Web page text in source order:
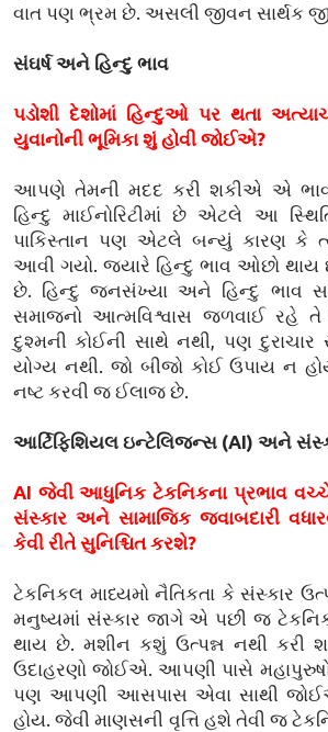
વાત પણ ભ્રમ છે. અસલી જીવન સાર્થક
સંઘર્ષ અને હિન્દુ ભાવ
પડોશી દેશોમાં હિન્દુઓ પર થતા
યુવાનોની ભૂમિકા શું હોવી જોઈએ?
આપણે તેમની મદદ કરી શકીએ એ ભાવ
હિન્દુ માઈનોરિટીમાં છે એટલે આ
પાકિસ્તાન પણ એટલે બન્યું કારણ કે
આવી ગયો. જ્યારે હિન્દુ ભાવ ઓછો
છે. હિન્દુ જનસંખ્યા અને હિન્દુ ભાવ
સમાજનો આત્મવિશ્વાસ જળવાઈ રહે
દુશ્મની કોઈની સાથે નથી, પણ
યોગ્ય નથી. જો બીજો કોઈ ઉપાય ન
નષ્ટ કરવી જ ઈલાજ છે.
આર્ટિફિશિયલ ઇન્ટેલિજન્સ (AI) અને
AI જેવી આધુનિક ટેકનિકના પ્રભાવ
સંસ્કાર અને સામાજિક જવાબદારી
કેવી રીતે સુનિશ્ચિત કરશે?
ટેકનિકલ માધ્યમો નૈતિકતા કે સંસ્કાર
મનુષ્યમાં સંસ્કાર જાગે એ પછી જ
થાય છે. મશીન કશું ઉત્પન્ન નથી કરી
ઉદાહરણો જોઈએ. આપણી પાસે
પણ આપણી આસપાસ એવા સાથી
હોય. જેવી માણસની વૃત્તિ હશે તેવી જ